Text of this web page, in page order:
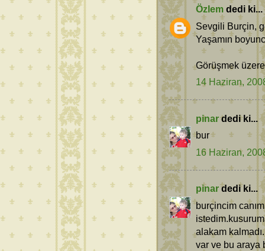
Özlem dedi ki...
Sevgili Burçin,
Yaşamın
Görüşmek
14 Haziran,
pinardedi ki...
bur
16 Haziran,
pinardedi ki...
burçincim
alakam
var ve bu araya